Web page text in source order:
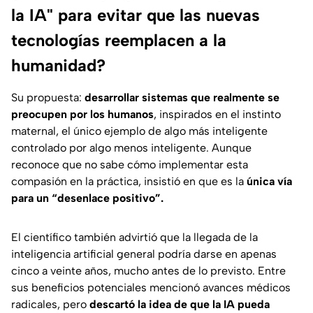
la IA" para evitar que las nuevas
tecnologías reemplacen a la
humanidad?
Su propuesta: desarrollar sistemas que realmente se
preocupen por los humanos, inspirados en el instinto
maternal, el único ejemplo de algo más inteligente
controlado por algo menos inteligente. Aunque
reconoce que no sabe cómo implementar esta
compasión en la práctica, insistió en que es la única vía
para un “desenlace positivo”.
El científico también advirtió que la llegada de la
inteligencia artificial general podría darse en apenas
cinco a veinte años, mucho antes de lo previsto. Entre
sus beneficios potenciales mencionó avances médicos
radicales, pero descartó la idea de que la IA pueda